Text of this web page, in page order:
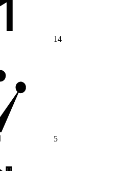
14
5